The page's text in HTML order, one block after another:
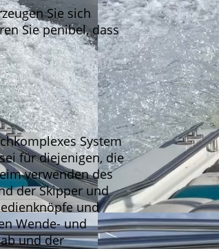
Sie sich
Sie penibel, dass
System
für diejenigen, die
verwenden des
der Skipper und
und
Wende- und
und der